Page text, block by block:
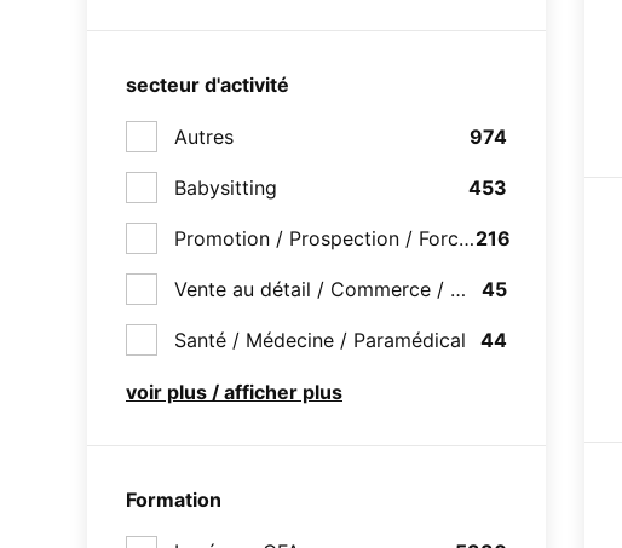
secteur d'activité
Autres 974
Babysitting 453
Promotion / Prospection / Force de vente
216
Vente au détail / Commerce / Distribution
45
Santé / Médecine / Paramédical 44
voir plus / afficher plus
Formation